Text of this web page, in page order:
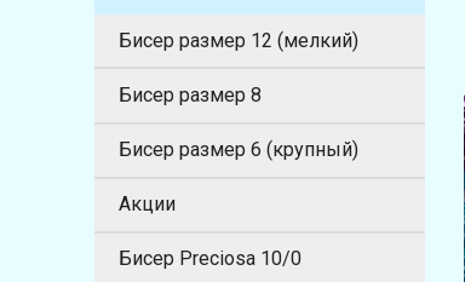
Бисер размер 12 (мелкий)
Бисер размер 8
Бисер размер 6 (крупный)
Акции
Бисер Preciosa 10/0